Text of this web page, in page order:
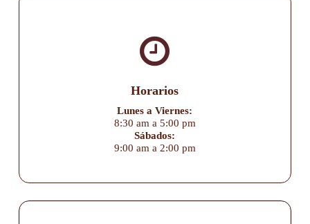
Horarios
Lunes a Viernes:
8:30 am a 5:00 pm
Sábados:
9:00 am a 2:00 pm